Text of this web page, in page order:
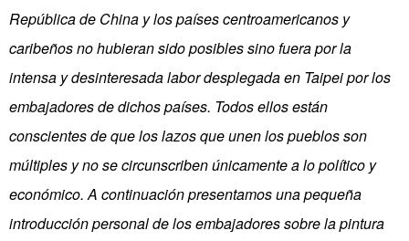
República de China y los países centroamericanos y
caribeños no hubieran sido posibles sino fuera por la
intensa y desinteresada labor desplegada en Taipei por los
embajadores de dichos países. Todos ellos están
conscientes de que los lazos que unen los pueblos son
múltiples y no se circunscriben únicamente a lo político y
económico. A continuación presentamos una pequeña
introducción personal de los embajadores sobre la pintura